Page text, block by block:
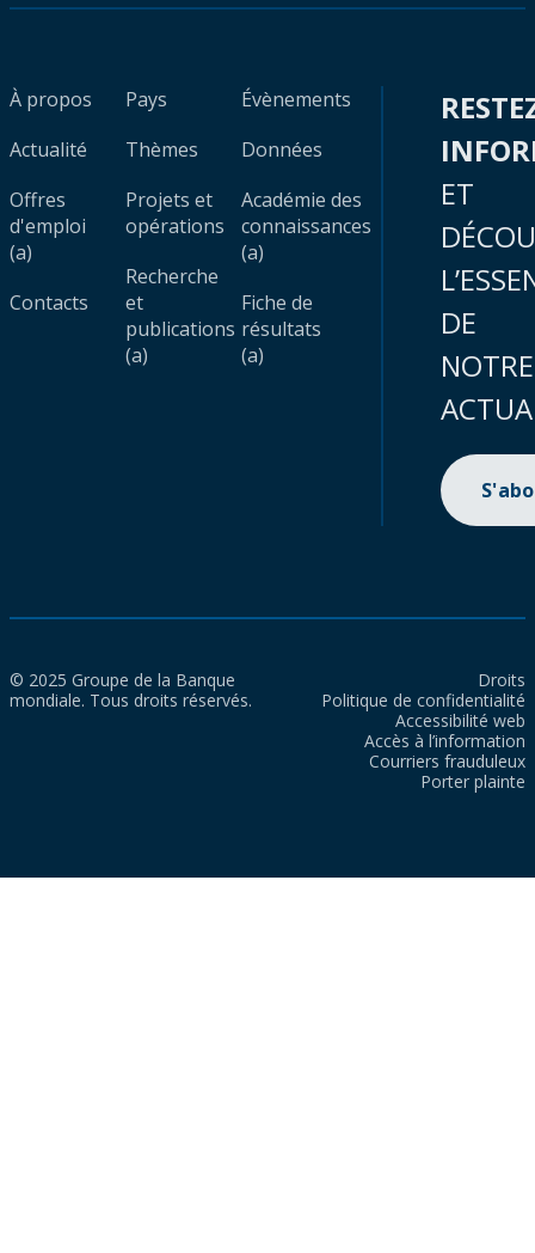
À propos
Actualité
Offres
d'emploi
(a)
Contacts
Pays
Thèmes
Projets et
opérations
Recherche
et
publications
(a)
Évènements
Données
Académie des
connaissances
(a)
Fiche de
résultats
(a)
ET
DE
NOTRE
© 2025 Groupe de la Banque
mondiale. Tous droits réservés.
Droits
Politique de confidentialité
Accessibilité web
Accès à l’information
Courriers frauduleux
Porter plainte